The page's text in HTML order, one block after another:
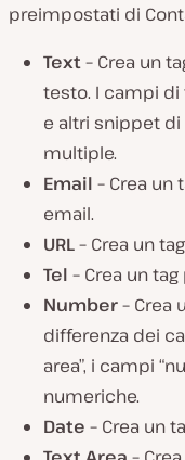
preimpostati di
Text – Crea un
testo. I campi
e altri snippet
multiple.
Email – Crea un
email.
URL – Crea un
Tel – Crea un
Number – Crea
differenza dei
area”, i campi
numeriche.
Date – Crea un